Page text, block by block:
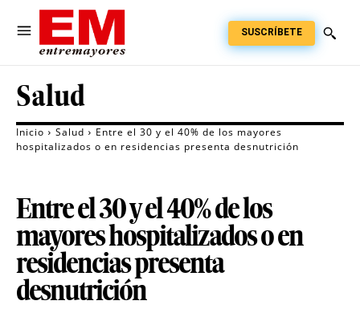
SUSCRÍBETE
Salud
Inicio Salud
Entre el 30 y el 40% de los mayores
hospitalizados o en residencias presenta desnutrición
Entre el 30 y el 40% de los
mayores hospitalizados o en
residencias presenta
desnutrición